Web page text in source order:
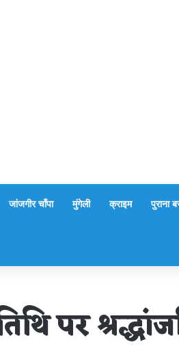
जांजगीर चाँपा मुंगेली क्राइम पुराना
पर